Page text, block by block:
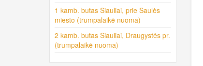
1 kamb. butas Šiauliai, prie Saulės
miesto (trumpalaikė nuoma)
2 kamb. butas Šiauliai, Draugystės pr.
(trumpalaikė nuoma)